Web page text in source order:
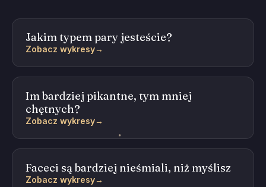
Jakim typem pary jesteście?
Zobacz wykresy→
Im bardziej pikantne, tym mniej
chętnych?
Zobacz wykresy→
Faceci są bardziej nieśmiali, niż myślisz
Zobacz wykresy→